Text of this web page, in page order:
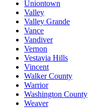
Uniontown
Valley
Valley Grande
Vance
Vandiver
Vernon
Vestavia Hills
Vincent
Walker County
Warrior
Washington County
Weaver